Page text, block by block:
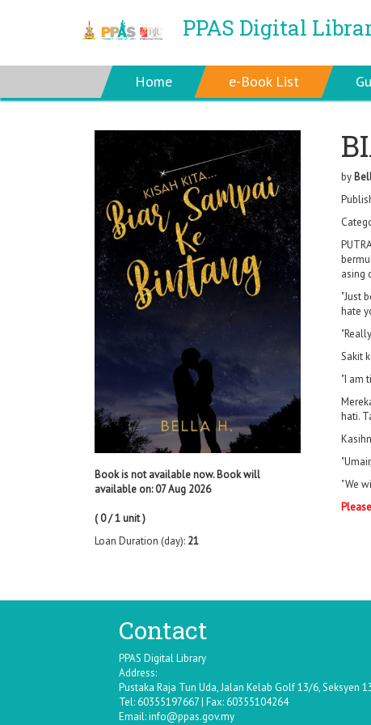
PPAS Digital
Home e-Book List
Book is not available now. Book will
available on: 07 Aug 2026
( 0 / 1 unit )
Loan Duration (day): 21
by
asing
"Just
hate
Sakit
"I am
hati.
"We
Contact
PPAS Digital Library
Address:
Pustaka Raja Tun Uda, Jalan Kelab Golf 13/6, Seksyen
Tel: 60355197667 | Fax: 60355104264
Email:info@ppas.gov.my